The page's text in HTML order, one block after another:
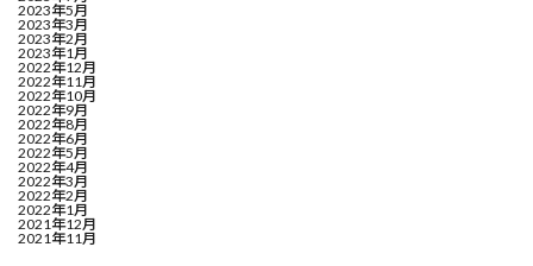
2023年5月
2023年3月
2023年2月
2023年1月
2022年12月
2022年11月
2022年10月
2022年9月
2022年8月
2022年6月
2022年5月
2022年4月
2022年3月
2022年2月
2022年1月
2021年12月
2021年11月